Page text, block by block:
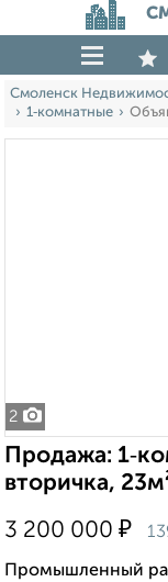
Смоленск
1‑комнатные
2
Продажа:
вторичка,
3 200 000 ₽
Промышленный